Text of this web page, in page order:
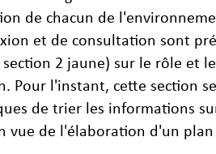
de chacun de
et de consultation sont
2 jaune) sur le rôle et
Pour l'instant, cette section
de trier les informations
vue de l'élaboration d'un